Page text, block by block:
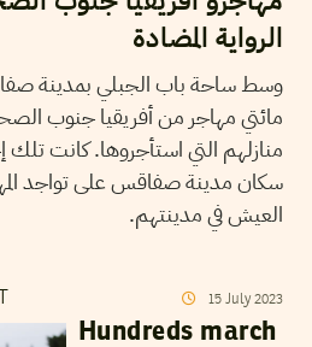
الرواية المضادة
وسط ساحة باب الجبلي بمدينة
مائتي مهاجر من أفريقيا جنوب
منازلهم التي استأجروها. كانت
سكان مدينة صفاقس على تواجد
العيش في مدينتهم.
15 July 2023
Hundreds march